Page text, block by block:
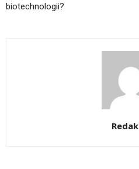
biotechnologii?